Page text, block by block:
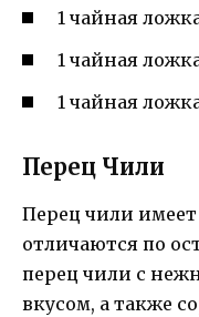
1 чайная
1 чайная
1 чайная
Перец Чили
Перец чили
отличаются по
перец чили с
вкусом, а также